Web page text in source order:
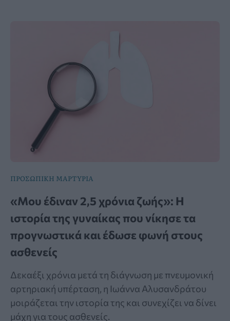
ΠΡΟΣΩΠΙΚΗ ΜΑΡΤΥΡΙΑ
«Μου έδιναν 2,5 χρόνια ζωής»: Η
ιστορία της γυναίκας που νίκησε τα
προγνωστικά και έδωσε φωνή στους
ασθενείς
Δεκαέξι χρόνια μετά τη διάγνωση με πνευμονική
αρτηριακή υπέρταση, η Ιωάννα Αλυσανδράτου
μοιράζεται την ιστορία της και συνεχίζει να δίνει
μάχη για τους ασθενείς.